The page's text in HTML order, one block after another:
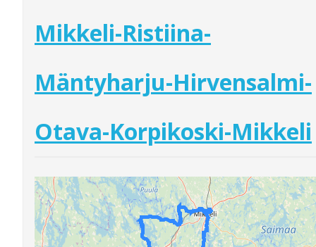
Mikkeli-Ristiina-
Mäntyharju-Hirvensalmi-
Otava-Korpikoski-Mikkeli